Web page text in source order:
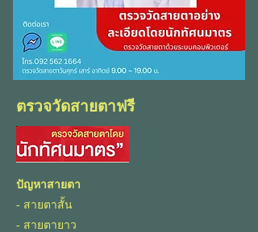
ตรวจวัดสายตาฟรี
ปัญหาสายตา
- สายตาสั้น
- สายตายาว